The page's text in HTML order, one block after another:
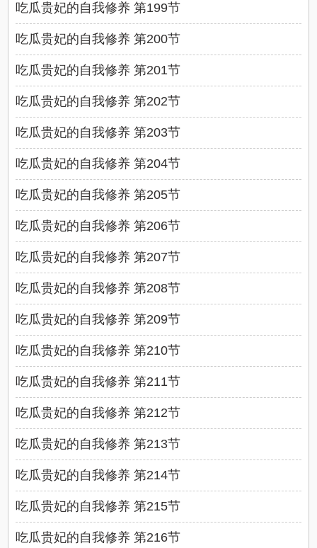
吃瓜贵妃的自我修养 第199节
吃瓜贵妃的自我修养 第200节
吃瓜贵妃的自我修养 第201节
吃瓜贵妃的自我修养 第202节
吃瓜贵妃的自我修养 第203节
吃瓜贵妃的自我修养 第204节
吃瓜贵妃的自我修养 第205节
吃瓜贵妃的自我修养 第206节
吃瓜贵妃的自我修养 第207节
吃瓜贵妃的自我修养 第208节
吃瓜贵妃的自我修养 第209节
吃瓜贵妃的自我修养 第210节
吃瓜贵妃的自我修养 第211节
吃瓜贵妃的自我修养 第212节
吃瓜贵妃的自我修养 第213节
吃瓜贵妃的自我修养 第214节
吃瓜贵妃的自我修养 第215节
吃瓜贵妃的自我修养 第216节